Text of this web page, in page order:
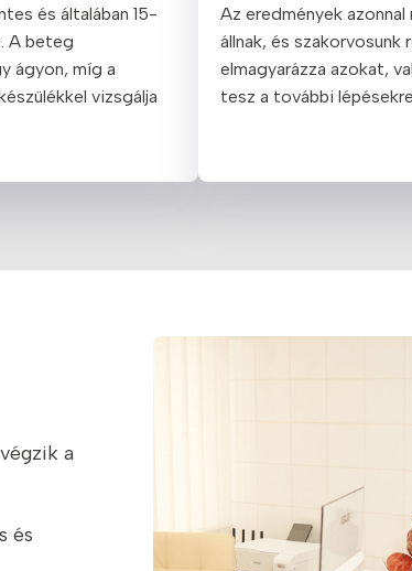
és általában 15-
A beteg
ágyon, míg a
vizsgálja
Az eredmények azonnal
állnak, és szakorvosunk
elmagyarázza azokat,
tesz a további
a
és